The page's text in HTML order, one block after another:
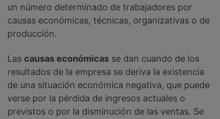
un número determinado de trabajadores por
causas económicas, técnicas, organizativas o de
producción.
Las causas económicas se dan cuando de los
resultados de la empresa se deriva la existencia
de una situación económica negativa, que puede
verse por la pérdida de ingresos actuales o
previstos o por la disminución de las ventas. Se